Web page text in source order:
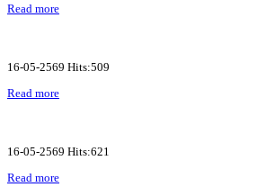
Read more
16-05-2569 Hits:509
Read more
16-05-2569 Hits:621
Read more